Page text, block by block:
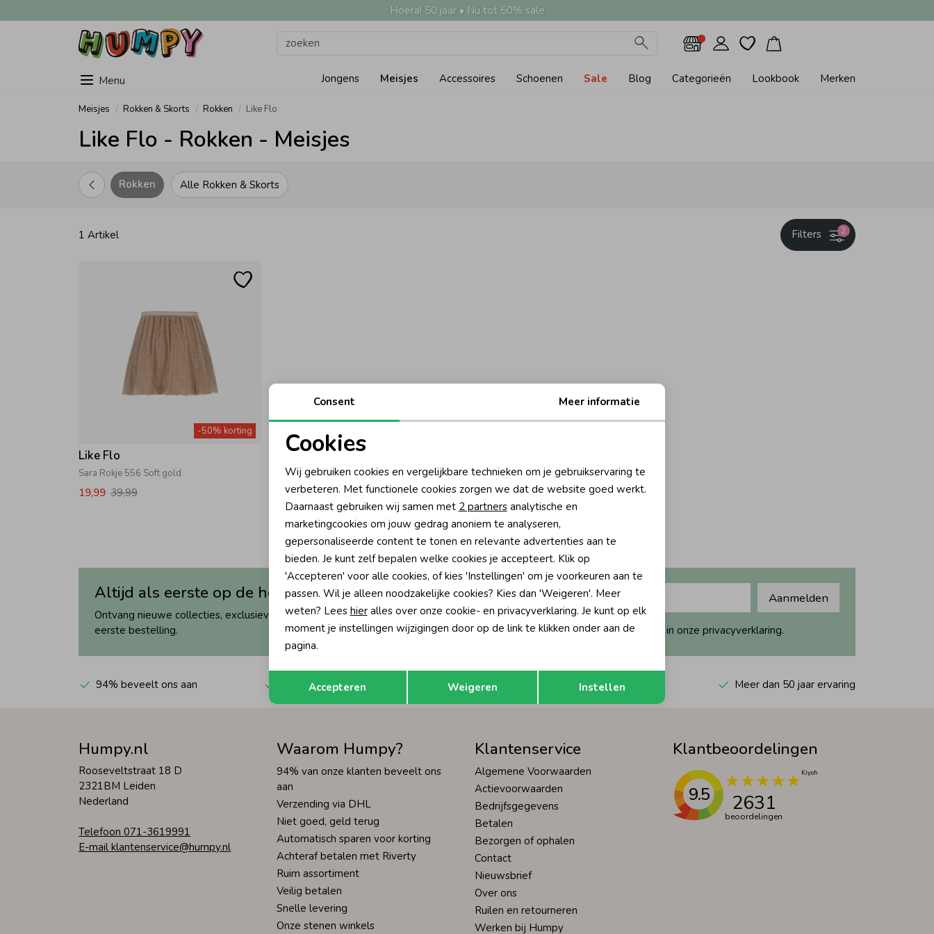
Hoera! 50 jaar • Nu tot 50% sale
Menu Jongens Meisjes Accessoires Schoenen Sale Blog Categorieën Lookbook Merken
Meisjes Rokken & Skorts Rokken Like Flo
Like Flo - Rokken - Meisjes
Alle Rokken & Skorts
Rokken
1 Artikel 2
Filters
-50% korting
Like Flo
Sara Rokje 556 Soft gold
19,99 39,99
Altijd als eerste op de hoogte?
Ontvang nieuwe collecties, exclusieve acties én direct 10% korting* op je
eerste bestelling.
Aanmelden
Hoe we met je data omgaan? Bekijk dit in onze privacyverklaring.
94% beveelt ons aan Automatisch sparen voor korting Wij scoren een 9,4 op Kiyoh Meer dan 50 jaar ervaring
Humpy.nl
Rooseveltstraat 18 D
2321BM Leiden
Nederland
Telefoon 071-3619991
E-mail klantenservice@humpy.nl
Waarom Humpy?
94% van onze klanten beveelt ons
aan
Verzending via DHL
Niet goed, geld terug
Automatisch sparen voor korting
Achteraf betalen met Riverty
Ruim assortiment
Veilig betalen
Snelle levering
Onze stenen winkels
Klantenservice
Algemene Voorwaarden
Actievoorwaarden
Bedrijfsgegevens
Betalen
Bezorgen of ophalen
Contact
Nieuwsbrief
Over ons
Ruilen en retourneren
Werken bij Humpy
Klantbeoordelingen
9.5 2631
beoordelingen
Noodzakelijke cookies
Analytische cookies Marketing cookies
Terug Opslaan
Consent Meer informatie
Cookies
Wij gebruiken cookies en vergelijkbare technieken om je gebruikservaring te
verbeteren. Met functionele cookies zorgen we dat de website goed werkt.
Daarnaast gebruiken wij samen met 2 partnersanalytische en
marketingcookies om jouw gedrag anoniem te analyseren,
gepersonaliseerde content te tonen en relevante advertenties aan te
bieden. Je kunt zelf bepalen welke cookies je accepteert. Klik op
'Accepteren' voor alle cookies, of kies 'Instellingen' om je voorkeuren aan te
passen. Wil je alleen noodzakelijke cookies? Kies dan 'Weigeren'. Meer
weten? Lees hieralles over onze cookie- en privacyverklaring. Je kunt op elk
moment je instellingen wijzigingen door op de link te klikken onder aan de
pagina.
Accepteren Weigeren Instellen